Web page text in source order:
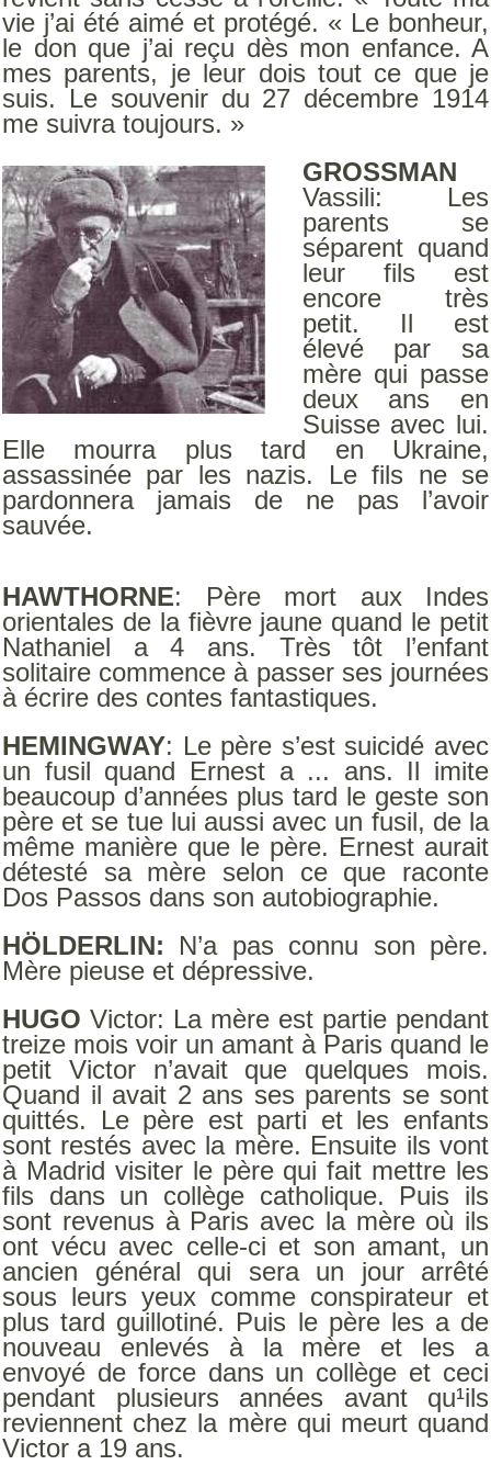
vie j’ai été aimé et protégé. « Le bonheur,
le don que j’ai reçu dès mon enfance. A
mes parents, je leur dois tout ce que je
suis. Le souvenir du 27 décembre 1914
me suivra toujours. »
GROSSMAN
Vassili: Les
parents se
séparent quand
leur fils est
encore très
petit. Il est
élevé par sa
mère qui passe
deux ans en
Suisse avec lui.
Elle mourra plus tard en Ukraine,
assassinée par les nazis. Le fils ne se
pardonnera jamais de ne pas l’avoir
sauvée.
HAWTHORNE: Père mort aux Indes
orientales de la fièvre jaune quand le petit
Nathaniel a 4 ans. Très tôt l’enfant
solitaire commence à passer ses journées
à écrire des contes fantastiques.
HEMINGWAY: Le père s’est suicidé avec
un fusil quand Ernest a ... ans. Il imite
beaucoup d’années plus tard le geste son
père et se tue lui aussi avec un fusil, de la
même manière que le père. Ernest aurait
détesté sa mère selon ce que raconte
Dos Passos dans son autobiographie.
HÖLDERLIN: N’a pas connu son père.
Mère pieuse et dépressive.
HUGO Victor: La mère est partie pendant
treize mois voir un amant à Paris quand le
petit Victor n’avait que quelques mois.
Quand il avait 2 ans ses parents se sont
quittés. Le père est parti et les enfants
sont restés avec la mère. Ensuite ils vont
à Madrid visiter le père qui fait mettre les
fils dans un collège catholique. Puis ils
sont revenus à Paris avec la mère où ils
ont vécu avec celle-ci et son amant, un
ancien général qui sera un jour arrêté
sous leurs yeux comme conspirateur et
plus tard guillotiné. Puis le père les a de
nouveau enlevés à la mère et les a
envoyé de force dans un collège et ceci
pendant plusieurs années avant qu¹ils
reviennent chez la mère qui meurt quand
Victor a 19 ans.